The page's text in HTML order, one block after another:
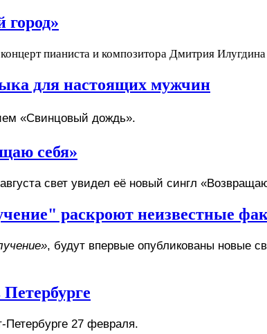
пианиста и композитора Дмитрия
для настоящих мужчин
«Свинцовый дождь».
себя»
свет увидел её новый сингл
раскроют неизвестные
, будут впервые опубликованы новые
Петербурге 27 февраля.